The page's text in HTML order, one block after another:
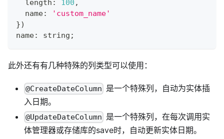
  length
: 100 ,
  name
:
'custom_name'
})
name: string ;
此外还有有几种特殊的列类型可以使用：
@CreateDateColumn 是一个特殊列，自动为实体插
入日期。
@UpdateDateColumn 是一个特殊列，在每次调用实
体管理器或存储库的save时，自动更新实体日期。